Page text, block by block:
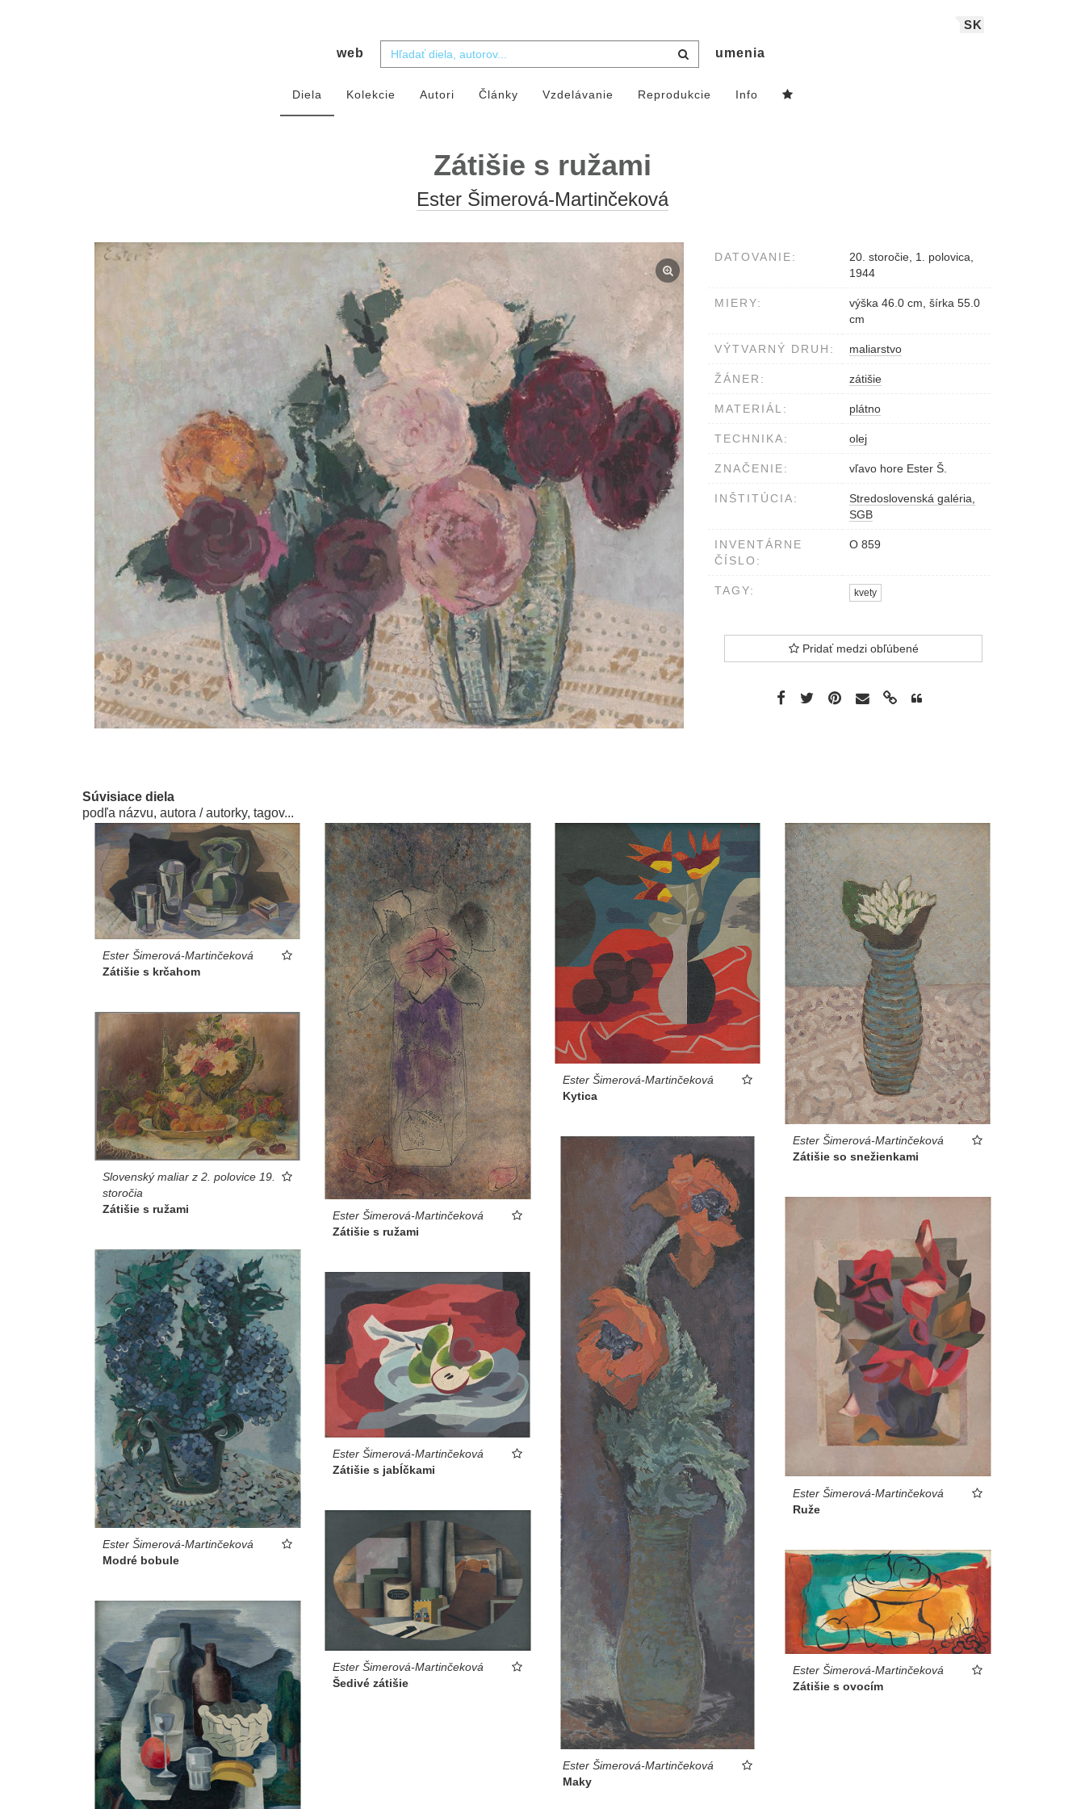
SK
web umenia
Diela Kolekcie Autori Články Vzdelávanie Reprodukcie Info
Zátišie s ružami
Ester Šimerová-Martinčeková
DATOVANIE:
20. storočie, 1. polovica,
1944
MIERY:
výška 46.0 cm, šírka 55.0
cm
VÝTVARNÝ DRUH: maliarstvo
ŽÁNER: zátišie
MATERIÁL: plátno
TECHNIKA: olej
ZNAČENIE: vľavo hore Ester Š.
INŠTITÚCIA:
Stredoslovenská galéria,
SGB
INVENTÁRNE
ČÍSLO:
O 859
TAGY: kvety
Pridať medzi obľúbené
Súvisiace diela
podľa názvu, autora / autorky, tagov...
Ester Šimerová-Martinčeková
Zátišie s krčahom
Ester Šimerová-Martinčeková
Zátišie s ružami
Ester Šimerová-Martinčeková
Kytica
Ester Šimerová-Martinčeková
Zátišie so snežienkami
Slovenský maliar z 2. polovice 19.
storočia
Zátišie s ružami
Ester Šimerová-Martinčeková
Maky
Ester Šimerová-Martinčeková
Ruže
Ester Šimerová-Martinčeková
Modré bobule
Ester Šimerová-Martinčeková
Zátišie s jabĺčkami
Ester Šimerová-Martinčeková
Šedivé zátišie
Ester Šimerová-Martinčeková
Zátišie s ovocím